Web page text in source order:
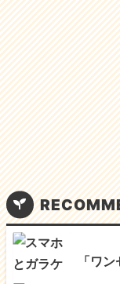
o
o
k
「ワ